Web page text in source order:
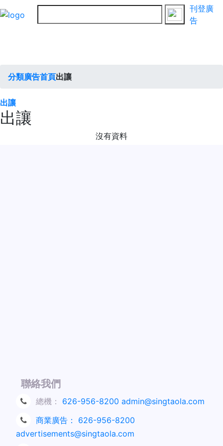
刊登廣
告
分類廣告首頁出讓
出讓
出讓
沒有資料
聯絡我們
總機： 626-956-8200 admin@singtaola.com
商業廣告：
626-956-8200
advertisements@singtaola.com